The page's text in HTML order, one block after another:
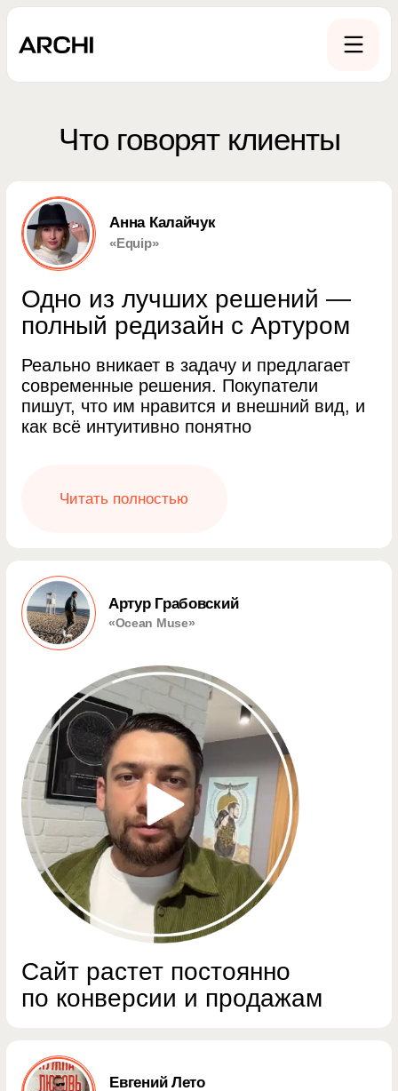
Сайт растет постоянно
по конверсии и продажам
Артур Грабовский
Одно из лучших решений —
полный редизайн с Артуром
Реально вникает в задачу и предлагает
современные решения. Покупатели
пишут, что им нравится и внешний вид, и
как всё интуитивно понятно
Провели 5 встреч
с подрядчиками.
Остановились на Артуре
У Артура полное понимание маркетинга,
этапов воронки продаж, понимание
хорошего визуала
Читать полностью
Евгений Лето
«Лаванда»
«Car Remtal Service»